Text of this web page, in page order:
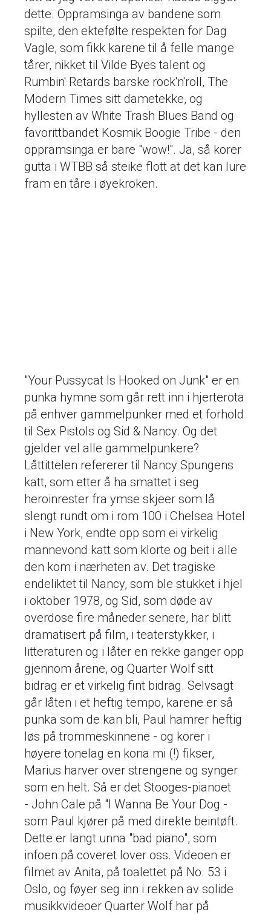
dette. Oppramsinga av bandene som
spilte, den ektefølte respekten for Dag
Vagle, som fikk karene til å felle mange
tårer, nikket til Vilde Byes talent og
Rumbin' Retards barske rock'n'roll, The
Modern Times sitt dametekke, og
hyllesten av White Trash Blues Band og
favorittbandet Kosmik Boogie Tribe - den
oppramsinga er bare "wow!". Ja, så korer
gutta i WTBB så steike flott at det kan lure
fram en tåre i øyekroken.
"Your Pussycat Is Hooked on Junk" er en
punka hymne som går rett inn i hjerterota
på enhver gammelpunker med et forhold
til Sex Pistols og Sid & Nancy. Og det
gjelder vel alle gammelpunkere?
Låttittelen refererer til Nancy Spungens
katt, som etter å ha smattet i seg
heroinrester fra ymse skjeer som lå
slengt rundt om i rom 100 i Chelsea Hotel
i New York, endte opp som ei virkelig
mannevond katt som klorte og beit i alle
den kom i nærheten av. Det tragiske
endeliktet til Nancy, som ble stukket i hjel
i oktober 1978, og Sid, som døde av
overdose fire måneder senere, har blitt
dramatisert på film, i teaterstykker, i
litteraturen og i låter en rekke ganger opp
gjennom årene, og Quarter Wolf sitt
bidrag er et virkelig fint bidrag. Selvsagt
går låten i et heftig tempo, karene er så
punka som de kan bli, Paul hamrer heftig
løs på trommeskinnene - og korer i
høyere tonelag en kona mi (!) fikser,
Marius harver over strengene og synger
som en helt. Så er det Stooges-pianoet
- John Cale på "I Wanna Be Your Dog -
som Paul kjører på med direkte beintøft.
Dette er langt unna "bad piano", som
infoen på coveret lover oss. Videoen er
filmet av Anita, på toalettet på No. 53 i
Oslo, og føyer seg inn i rekken av solide
musikkvideoer Quarter Wolf har på